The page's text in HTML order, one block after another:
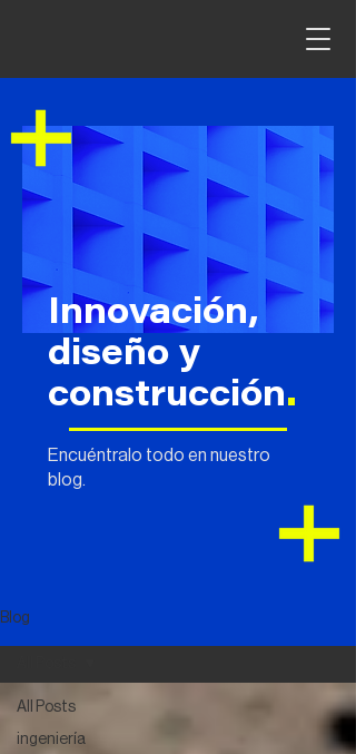
Innovación,
diseño y
construcción.
Encuéntralo todo en nuestro
blog.
Blog
All Posts
ingeniería